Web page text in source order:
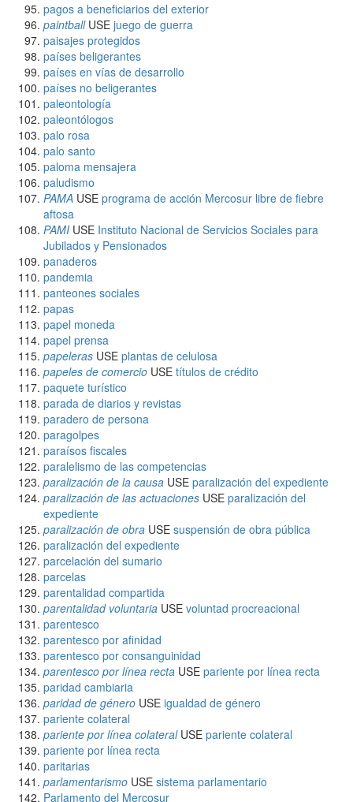
pagos a beneficiarios del exterior
paintballUSE juego de guerra
paisajes protegidos
países beligerantes
países en vías de desarrollo
países no beligerantes
paleontología
paleontólogos
palo rosa
palo santo
paloma mensajera
paludismo
PAMA USE programa de acción Mercosur libre de fiebre
aftosa
PAMI USE Instituto Nacional de Servicios Sociales para
Jubilados y Pensionados
panaderos
pandemia
panteones sociales
papas
papel moneda
papel prensa
papeleras USE plantas de celulosa
papeles de comercio USE títulos de crédito
paquete turístico
parada de diarios y revistas
paradero de persona
paragolpes
paraísos fiscales
paralelismo de las competencias
paralización de la causa USE paralización del expediente
paralización de las actuaciones USE paralización del
expediente
paralización de obra USE suspensión de obra pública
paralización del expediente
parcelación del sumario
parcelas
parentalidad compartida
parentalidad voluntaria USE voluntad procreacional
parentesco
parentesco por afinidad
parentesco por consanguinidad
parentesco por línea recta USE pariente por línea recta
paridad cambiaria
paridad de género USE igualdad de género
pariente colateral
pariente por línea colateralUSE pariente colateral
pariente por línea recta
paritarias
parlamentarismo USE sistema parlamentario
Parlamento del Mercosur